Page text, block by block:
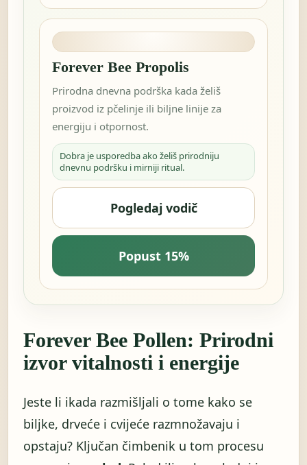
Forever Bee Propolis
Prirodna dnevna podrška kada želiš
proizvod iz pčelinje ili biljne linije za
energiju i otpornost.
Dobra je usporedba ako želiš prirodniju
dnevnu podršku i mirniji ritual.
Pogledaj vodič
Popust 15%
Forever Bee Pollen: Prirodni
izvor vitalnosti i energije
Jeste li ikada razmišljali o tome kako se
biljke, drveće i cvijeće razmnožavaju i
opstaju? Ključan čimbenik u tom procesu